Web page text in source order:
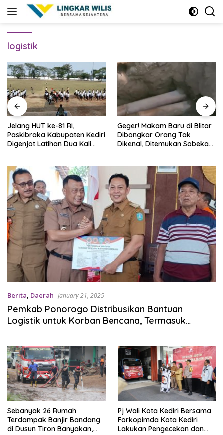
logistik
Jelang HUT ke-81 RI,
Paskibraka Kabupaten Kediri
Digenjot Latihan Dua Kali
Geger! Makam Baru di Blitar
Dibongkar Orang Tak
Dikenal, Ditemukan Sobekan
Berita, Daerah January 21, 2025
Pemkab Ponorogo Distribusikan Bantuan
Logistik untuk Korban Bencana, Termasuk
Sebanyak 26 Rumah
Terdampak Banjir Bandang
di Dusun Tiron Banyakan,
Pj Wali Kota Kediri Bersama
Forkopimda Kota Kediri
Lakukan Pengecekan dan